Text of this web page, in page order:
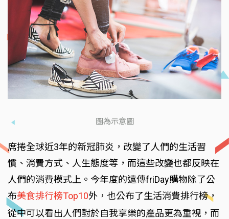
圖為示意圖
席捲全球近3年的新冠肺炎，改變了人們的生活習
慣、消費方式、人生態度等，而這些改變也都反映在
人們的消費模式上。今年度的遠傳friDay購物除了公
布美食排行榜Top10外，也公布了生活消費排行榜，
從中可以看出人們對於自我享樂的產品更為重視，而